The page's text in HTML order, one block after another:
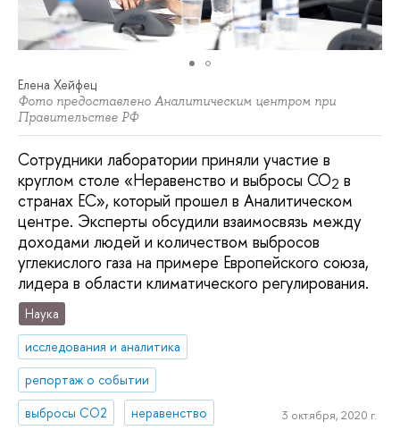
Елена Хейфец
Фото предоставлено Аналитическим центром при
Правительстве РФ
Сотрудники лаборатории приняли участие в
круглом столе «Неравенство и выбросы СО2 в
странах ЕС», который прошел в Аналитическом
центре. Эксперты обсудили взаимосвязь между
доходами людей и количеством выбросов
углекислого газа на примере Европейского союза,
лидера в области климатического регулирования.
Наука
исследования и аналитика
репортаж о событии
выбросы СО2
неравенство 3 октября, 2020 г.